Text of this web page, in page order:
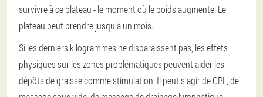
survivre à ce plateau - le moment où le poids augmente. Le
plateau peut prendre jusqu'à un mois.
Si les derniers kilogrammes ne disparaissent pas, les effets
physiques sur les zones problématiques peuvent aider les
dépôts de graisse comme stimulation. Il peut s'agir de GPL, de